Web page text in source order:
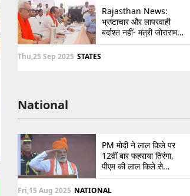
Rajasthan News:
भ्रष्टाचार और लापरवाही
बर्दाश्त नहीं- मंत्री जोराराम
कुमावत ने शहरी सेवा शिविर में
Thu,25 Sep 2025 STATES
National
PM मोदी ने लाल किले पर
12वीं बार फहराया तिरंगा,
पीएम की लाल किले से
पाकिस्तान को सीधी
ललकार, प्रधानमंत्री ने 103
Fri,15 Aug 2025 NATIONAL